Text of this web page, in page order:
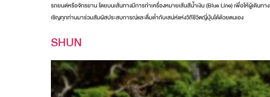
รถยนต์หรือจักรยาน โดยบนเส้นทางมีการทำเครื่องหมายเส้นสีน้ำเงิน (Blue Line) เพื่อให้ผู้เดิน
เชิญทุกท่านมาร่วมสัมผัสประสบการณ์และดื่มด่ำกับเสน่ห์แห่งวิถีชีวิตญี่ปุ่นได้ด้วยตนเอง
SHUN